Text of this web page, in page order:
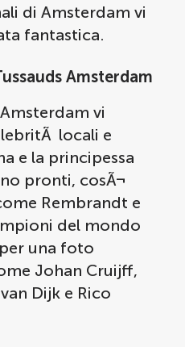
di Amsterdam vi
fantastica.
Amsterdam
vi
locali e
e la principessa
pronti, cosÃ¬
Rembrandt e
del mondo
una foto
Johan Cruijff,
Dijk e Rico